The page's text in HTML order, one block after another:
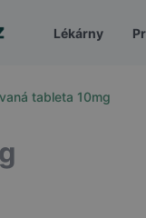
Lékárny
tableta 10mg